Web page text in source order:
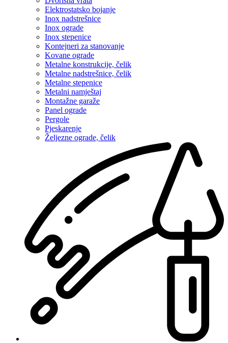
Elektrostatsko bojanje
Inox nadstrešnice
Inox ograde
Inox stepenice
Kontejneri za stanovanje
Kovane ograde
Metalne konstrukcije, čelik
Metalne nadstrešnice, čelik
Metalne stepenice
Metalni namještaj
Montažne garaže
Panel ograde
Pergole
Pjeskarenje
Željezne ograde, čelik